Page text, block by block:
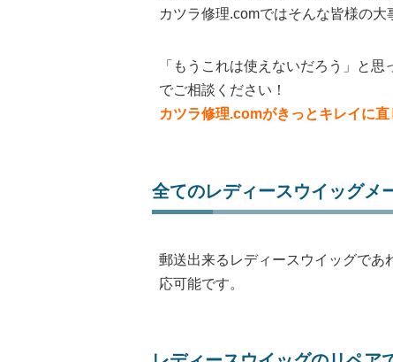
カツラ修理.comではそんな皆様の大
「もうこれは使えないだろう」と
でご相談ください！
カツラ修理.comがきっとキレイに直
全てのレディースウイッグメ
郵送出来るレディースウイッグであ
応可能です。